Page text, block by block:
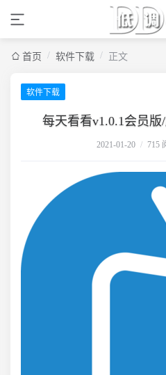
首页 / 软件下载 / 正文
软件下载
每天看看v1.0.1会员
2021-01-20 / 715